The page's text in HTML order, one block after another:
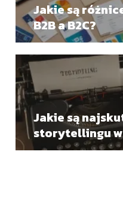
Jakie są
B2B a B2C?
Jakie są
storytellingu